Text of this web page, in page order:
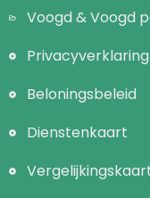
Voogd & Voogd
Privacyverklaring
Beloningsbeleid
Dienstenkaart